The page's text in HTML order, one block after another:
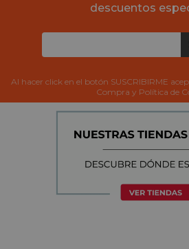
descuentos
Al hacer click en el botón SUSCRIBIRME
Compra y Política de